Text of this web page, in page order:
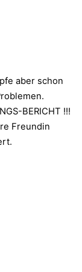
aber schon
BERICHT !!!
Freundin